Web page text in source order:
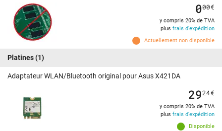
Actuellement non disponible
000€
y compris 20% de TVA
plus frais d'expédition
Platines(1)
Adaptateur WLAN/Bluetooth original pour Asus X421DA
Disponible
2924€
y compris 20% de TVA
plus frais d'expédition